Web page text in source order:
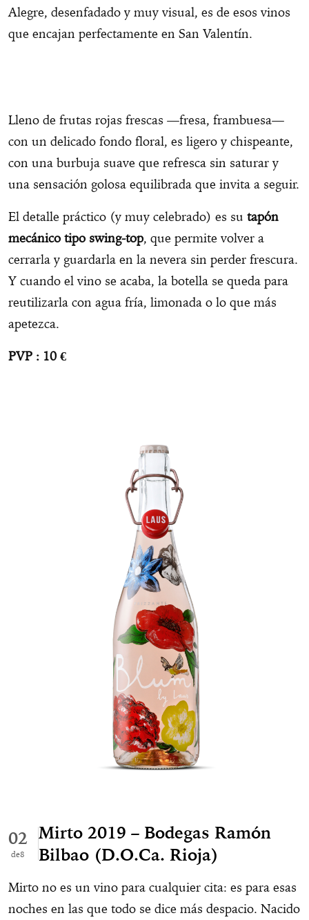
Alegre, desenfadado y muy visual, es de esos vinos
que encajan perfectamente en San Valentín.
Lleno de frutas rojas frescas —fresa, frambuesa—
con un delicado fondo floral, es ligero y chispeante,
con una burbuja suave que refresca sin saturar y
una sensación golosa equilibrada que invita a seguir.
El detalle práctico (y muy celebrado) es su tapón
mecánico tipo swing-top, que permite volver a
cerrarla y guardarla en la nevera sin perder frescura.
Y cuando el vino se acaba, la botella se queda para
reutilizarla con agua fría, limonada o lo que más
apetezca.
PVP : 10 €
02
8
Mirto 2019 – Bodegas Ramón
Bilbao (D.O.Ca. Rioja)
Mirto no es un vino para cualquier cita: es para esas
noches en las que todo se dice más despacio. Nacido